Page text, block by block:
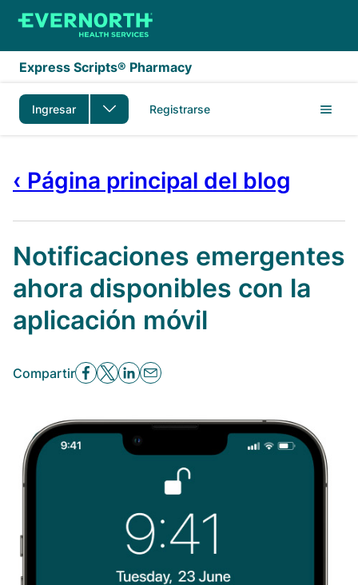
Saltar al contenido principal
Express Scripts® Pharmacy
Ingresar Registrarse
‹ Página principal del blog
Notificaciones emergentes
ahora disponibles con la
aplicación móvil
Compartir